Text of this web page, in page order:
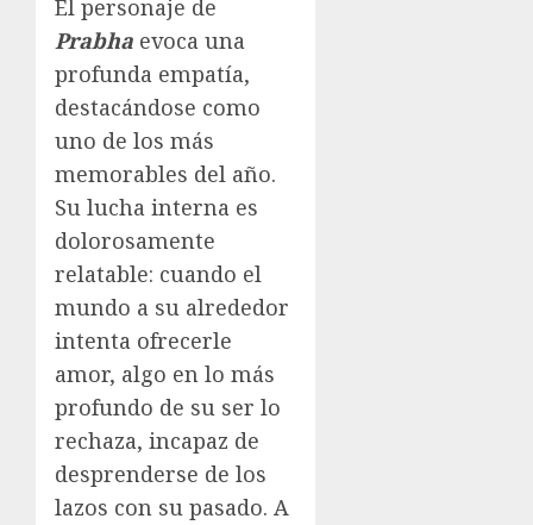
El personaje de
Prabha evoca una
profunda empatía,
destacándose como
uno de los más
memorables del año.
Su lucha interna es
dolorosamente
relatable: cuando el
mundo a su alrededor
intenta ofrecerle
amor, algo en lo más
profundo de su ser lo
rechaza, incapaz de
desprenderse de los
lazos con su pasado. A